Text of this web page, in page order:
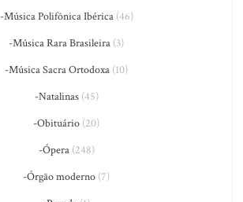
-Música Polifônica Ibérica(46)
-Música Rara Brasileira (3)
-Música Sacra Ortodoxa (10)
-Natalinas(45)
-Obituário (20)
-Ópera(248)
-Órgão moderno (7)